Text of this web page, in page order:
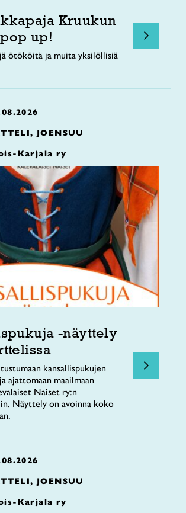
Kruukun
up!
ötököitä ja muita yksilöllisiä
JOENSUU
Karjala ry
-näyttely
kansallispukujen
ajattomaan maailmaan
Naiset ry:n
Näyttely on avoinna koko
JOENSUU
Karjala ry